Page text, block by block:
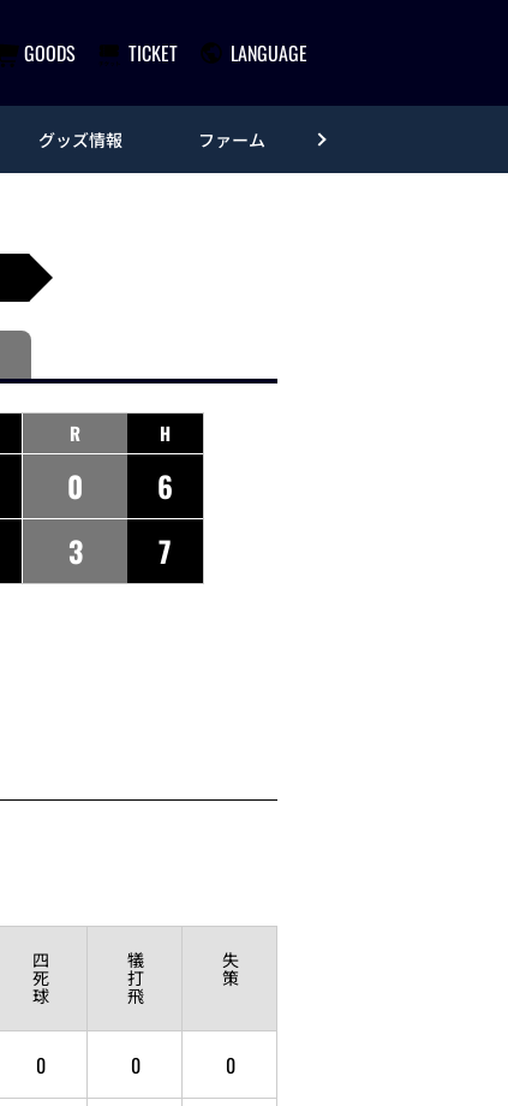
GOODS TICKET LANGUAGE
グッズ情報 ファーム
R H
0
6
3
7
四
死
球
犠
打
飛
失
策
0 0 0